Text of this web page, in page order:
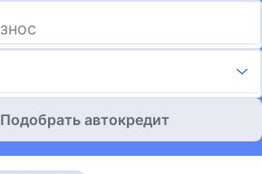
Подобрать автокредит